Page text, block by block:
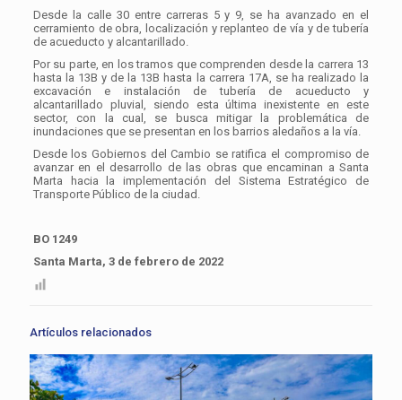
Desde la calle 30 entre carreras 5 y 9, se ha avanzado en el
cerramiento de obra, localización y replanteo de vía y de tubería
de acueducto y alcantarillado.
Por su parte, en los tramos que comprenden desde la carrera 13
hasta la 13B y de la 13B hasta la carrera 17A, se ha realizado la
excavación e instalación de tubería de acueducto y
alcantarillado pluvial, siendo esta última inexistente en este
sector, con la cual, se busca mitigar la problemática de
inundaciones que se presentan en los barrios aledaños a la vía.
Desde los Gobiernos del Cambio se ratifica el compromiso de
avanzar en el desarrollo de las obras que encaminan a Santa
Marta hacia la implementación del Sistema Estratégico de
Transporte Público de la ciudad.
BO 1249
Santa Marta, 3 de febrero de 2022
Artículos relacionados